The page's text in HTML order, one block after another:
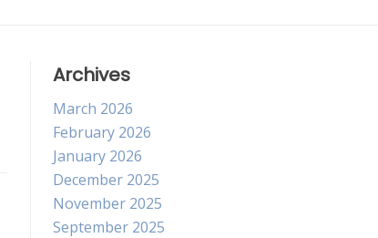
Archives
March 2026
February 2026
January 2026
December 2025
November 2025
September 2025